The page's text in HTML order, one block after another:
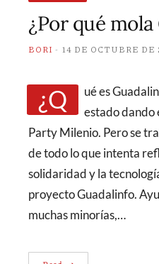
¿Por qué
BORI 14 DE OCTUBRE DE
¿Qué es Guadalinfo? Algo con lo que os he
estado dando
Party Milenio. Pero se
de todo lo que intenta
solidaridad y la
proyecto Guadalinfo.
muchas minorías,…